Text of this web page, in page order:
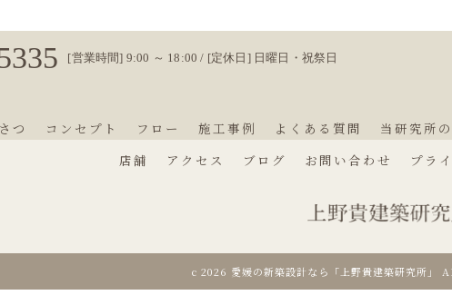
[営業時間] 9:00 ～ 18:00 / [定休日] 日曜日・祝祭日
つ コンセプト フロー 施工事例 よくある質問 当研究所
店舗
アクセス ブログ お問い合わせ プラ
c 2026 愛媛の新築設計なら「上野貴建築研究所